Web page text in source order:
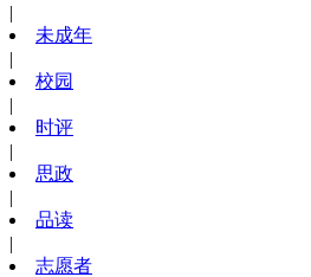
|
未成年
|
校园
|
时评
|
思政
|
品读
|
志愿者